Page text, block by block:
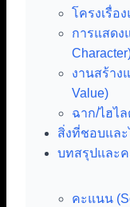
โครงเรื่อ
การแสดง
งานสร้าง
Value)
ฉาก/ไฮไ
สิ่งที่ชอบแล
บทสรุปและ
คะแนน